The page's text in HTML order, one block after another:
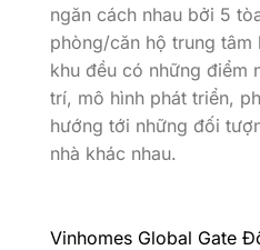
ngăn cách nhau bởi 5
phòng/căn hộ trung
khu đều có những điểm
trí, mô hình phát triển,
hướng tới những đối
nhà khác nhau.
Vinhomes Global Gate